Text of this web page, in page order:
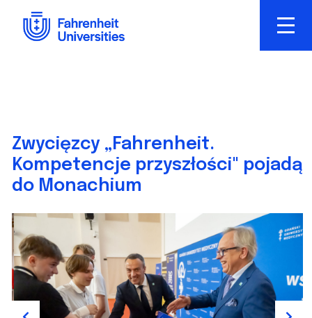
Zwycięzcy „Fahrenheit.
Kompetencje przyszłości" pojadą
do Monachium